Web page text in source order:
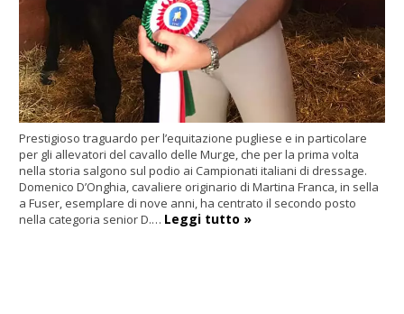
Prestigioso traguardo per l’equitazione pugliese e in particolare
per gli allevatori del cavallo delle Murge, che per la prima volta
nella storia salgono sul podio ai Campionati italiani di dressage.
Domenico D’Onghia, cavaliere originario di Martina Franca, in sella
a Fuser, esemplare di nove anni, ha centrato il secondo posto
nella categoria senior D.… Leggi tutto »